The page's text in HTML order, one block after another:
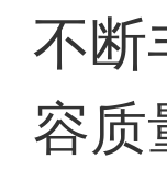
不断
容质